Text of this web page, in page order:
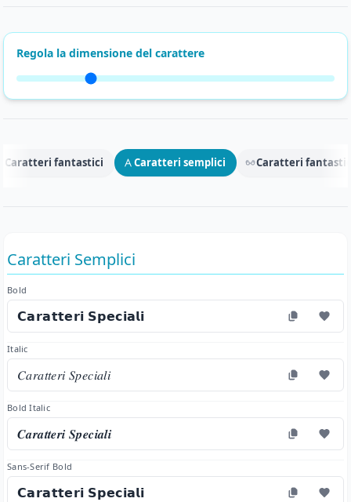
Regola la dimensione del carattere
Caratteri fantastici Caratteri semplici Caratteri
Caratteri Semplici
Bold
𝗖𝗮𝗿𝗮𝘁𝘁𝗲𝗿𝗶 𝗦𝗽𝗲𝗰𝗶𝗮𝗹𝗶
Italic
𝐶𝑎𝑟𝑎𝑡𝑡𝑒𝑟𝑖 𝑆𝑝𝑒𝑐𝑖𝑎𝑙𝑖
Bold Italic
𝑪𝒂𝒓𝒂𝒕𝒕𝒆𝒓𝒊 𝑺𝒑𝒆𝒄𝒊𝒂𝒍𝒊
Sans-Serif Bold
𝗖𝗮𝗿𝗮𝘁𝘁𝗲𝗿𝗶 𝗦𝗽𝗲𝗰𝗶𝗮𝗹𝗶